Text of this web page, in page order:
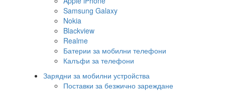
Samsung Galaxy
Nokia
Blackview
Realme
Батерии за мобилни телефони
Калъфи за телефони
Зарядни за мобилни устройства
Поставки за безжично зареждане